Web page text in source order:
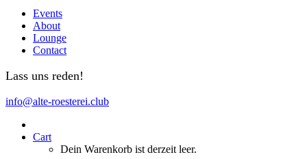
Events
About
Lounge
Contact
Lass uns reden!
info@alte-roesterei.club
Cart
Dein Warenkorb ist derzeit leer.